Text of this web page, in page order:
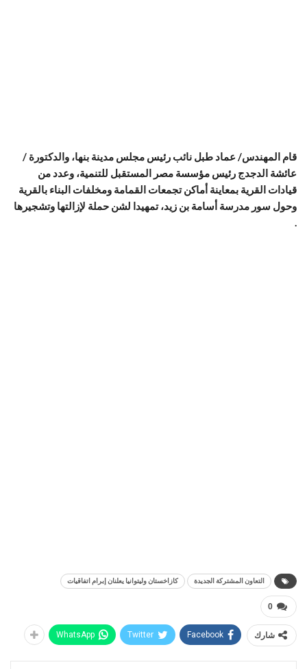
قام المهندس/ عماد طبل نائب رئيس مجلس مدينة بنها، والدكتورة /
عائشة الدجدج رئيس مؤسسة مصر المستقبل للتنمية، وعدد من
قيادات القرية بمعاينة أماكن تجمعات القمامة ومخلفات البناء بالقرية
وحول سور مدرسة أسامة بن زيد، تمهيدا لشن حملة لإزالتها وتشجيرها
.
التعاون المشتركة الجديدة كازاخستان وليتوانيا يعلنان إبرام اتفاقيات
0
شارك Facebook
Twitter
WhatsApp